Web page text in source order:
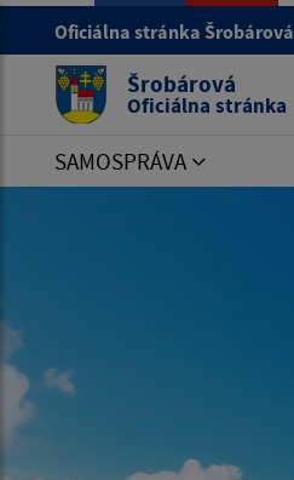
Oficiálna stránka Šrobárová
Šrobárová
Oficiálna stránka
SAMOSPRÁVA